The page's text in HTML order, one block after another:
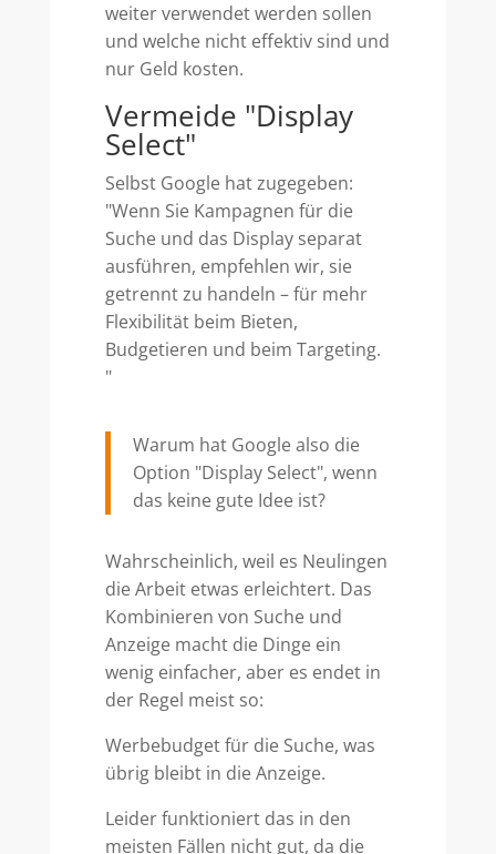
weiter verwendet werden sollen
und welche nicht effektiv sind und
nur Geld kosten.
Vermeide "Display
Select"
Selbst Google hat zugegeben:
"Wenn Sie Kampagnen für die
Suche und das Display separat
ausführen, empfehlen wir, sie
getrennt zu handeln – für mehr
Flexibilität beim Bieten,
Budgetieren und beim Targeting.
"
Warum hat Google also die
Option "Display Select", wenn
das keine gute Idee ist?
Wahrscheinlich, weil es Neulingen
die Arbeit etwas erleichtert. Das
Kombinieren von Suche und
Anzeige macht die Dinge ein
wenig einfacher, aber es endet in
der Regel meist so:
Werbebudget für die Suche, was
übrig bleibt in die Anzeige.
Leider funktioniert das in den
meisten Fällen nicht gut, da die